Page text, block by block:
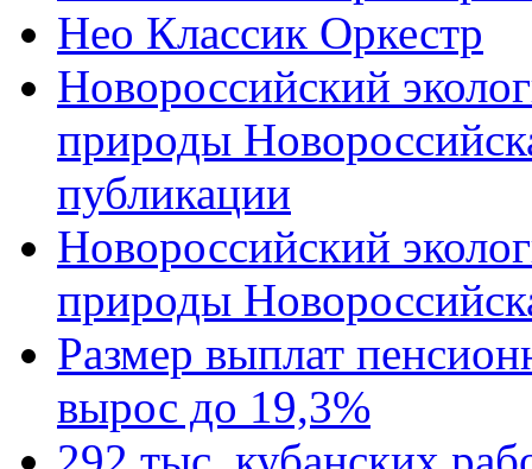
Нео Классик Оркестр
Новороссийский
природы
публикации
Новороссийский
природы
Размер выплат
вырос до 19,3%